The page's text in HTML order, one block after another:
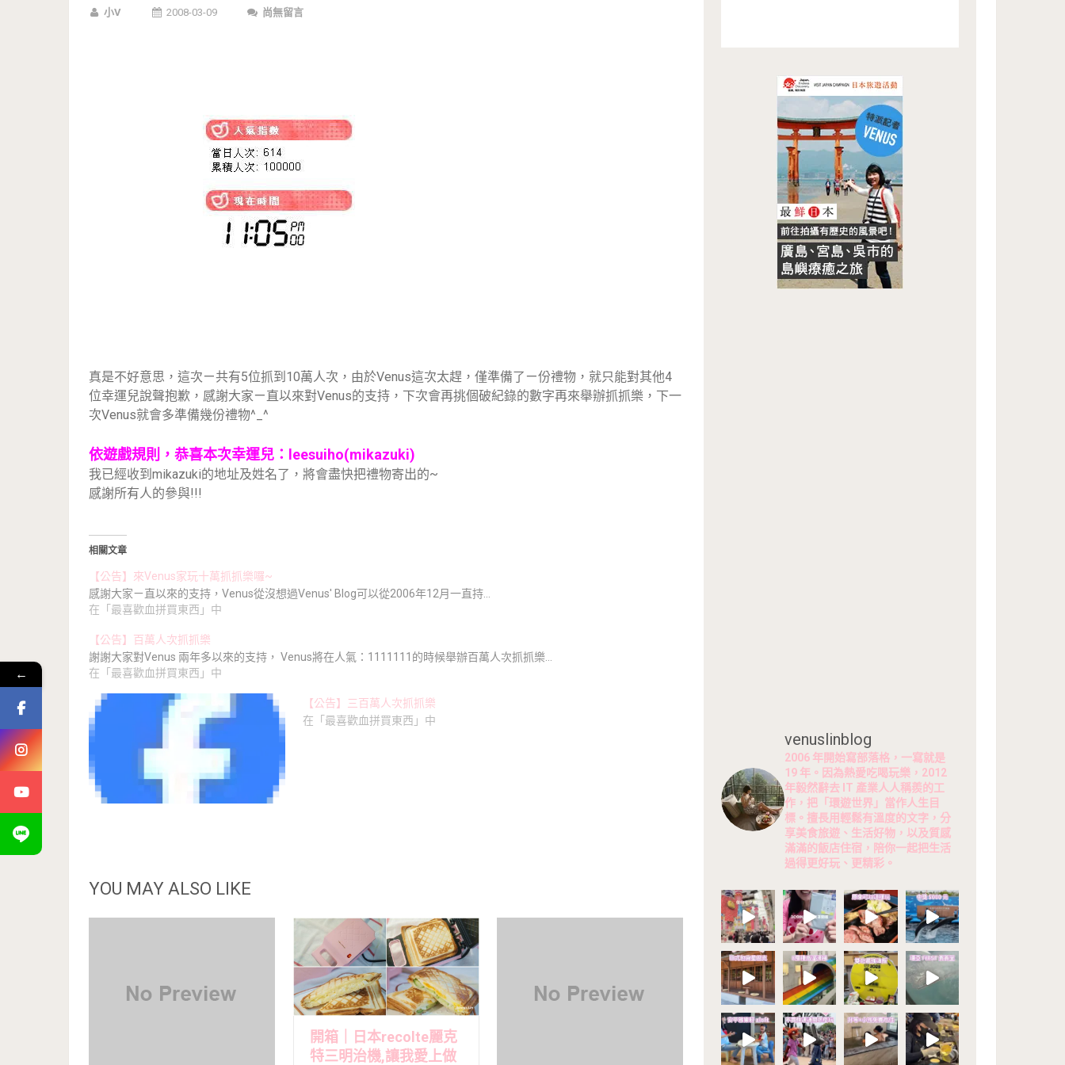
小V 2008-03-09 尚無留言
真是不好意思，這次ㄧ共有5位抓到10萬人次，由於Venus這次太趕，僅準備了ㄧ份禮物，就只能對其他4
位幸運兒說聲抱歉，感謝大家ㄧ直以來對Venus的支持，下次會再挑個破紀錄的數字再來舉辦抓抓樂，下一
次Venus就會多準備幾份禮物^_^
依遊戲規則，恭喜本次幸運兒：leesuiho(mikazuki)
我已經收到mikazuki的地址及姓名了，將會盡快把禮物寄出的~
感謝所有人的參與!!!
相關文章
【公告】來Venus家玩十萬抓抓樂囉~
感謝大家ㄧ直以來的支持，Venus從沒想過Venus' Blog可以從2006年12月一直持…
在「最喜歡血拼買東西」中
【公告】百萬人次抓抓樂
謝謝大家對Venus 兩年多以來的支持， Venus將在人氣：1111111的時候舉辦百萬人次抓抓樂…
在「最喜歡血拼買東西」中
【公告】三百萬人次抓抓樂
在「最喜歡血拼買東西」中
YOU MAY ALSO LIKE
開箱｜日本recolte麗克
特三明治機,讓我愛上做
venuslinblog
2006 年開始寫部落格，一寫就是
19 年。因為熱愛吃喝玩樂，2012
年毅然辭去 IT 產業人人稱羨的工
作，把「環遊世界」當作人生目
標。擅長用輕鬆有溫度的文字，分
享美食旅遊、生活好物，以及質感
滿滿的飯店住宿，陪你一起把生活
過得更好玩、更精彩。
←